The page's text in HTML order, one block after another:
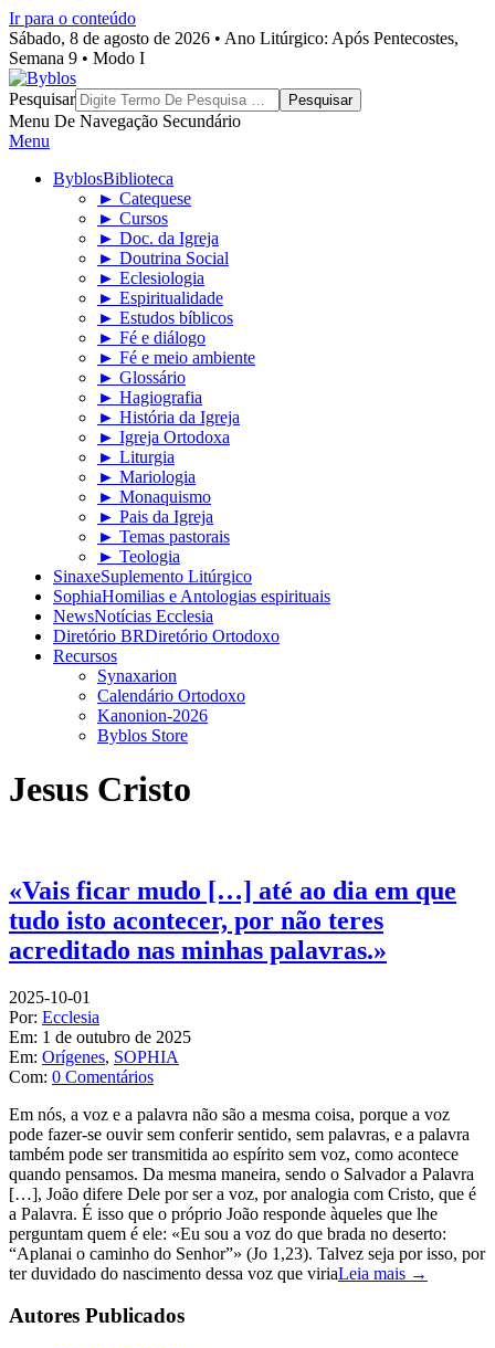
Ir para o conteúdo
Sábado, 8 de agosto de 2026 • Ano Litúrgico: Após Pentecostes,
Semana 9 • Modo I
Byblos
Pesquisar
Menu De Navegação Secundário
Menu
ByblosBiblioteca
► Catequese
► Cursos
► Doc. da Igreja
► Doutrina Social
► Eclesiologia
► Espiritualidade
► Estudos bíblicos
► Fé e diálogo
► Fé e meio ambiente
► Glossário
► Hagiografia
► História da Igreja
► Igreja Ortodoxa
► Liturgia
► Mariologia
► Monaquismo
► Pais da Igreja
► Temas pastorais
► Teologia
SinaxeSuplemento Litúrgico
SophiaHomilias e Antologias espirituais
NewsNotícias Ecclesia
Diretório BRDiretório Ortodoxo
Recursos
Synaxarion
Calendário Ortodoxo
Kanonion-2026
Byblos Store
Jesus Cristo
«Vais ficar mudo […] até ao dia em que
tudo isto acontecer, por não teres
acreditado nas minhas palavras.»
2025-10-01
Por: Ecclesia
Em: 1 de outubro de 2025
Em: Orígenes, SOPHIA
Com: 0 Comentários
Em nós, a voz e a palavra não são a mesma coisa, porque a voz
pode fazer-se ouvir sem conferir sentido, sem palavras, e a palavra
também pode ser transmitida ao espírito sem voz, como acontece
quando pensamos. Da mesma maneira, sendo o Salvador a Palavra
[…], João difere Dele por ser a voz, por analogia com Cristo, que é
a Palavra. É isso que o próprio João responde àqueles que lhe
perguntam quem é ele: «Eu sou a voz do que brada no deserto:
“Aplanai o caminho do Senhor”» (Jo 1,23). Talvez seja por isso, por
ter duvidado do nascimento dessa voz que viriaLeia mais →
Autores Publicados